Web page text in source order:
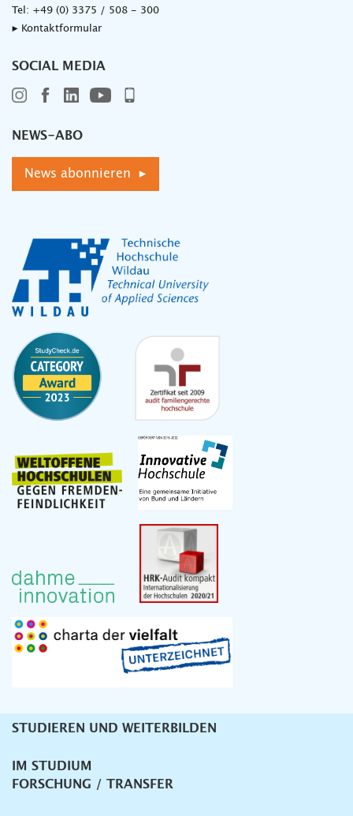
Tel: +49 (0) 3375 / 508 - 300
▸ Kontaktformular
SOCIAL MEDIA
NEWS-ABO
News abonnieren ▸
Unternavigation
STUDIEREN UND WEITERBILDEN
IM STUDIUM
FORSCHUNG / TRANSFER